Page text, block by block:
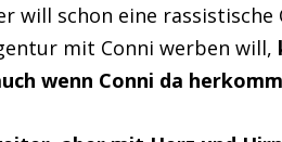
will schon eine rassistische
mit Conni werben will,
wenn Conni da